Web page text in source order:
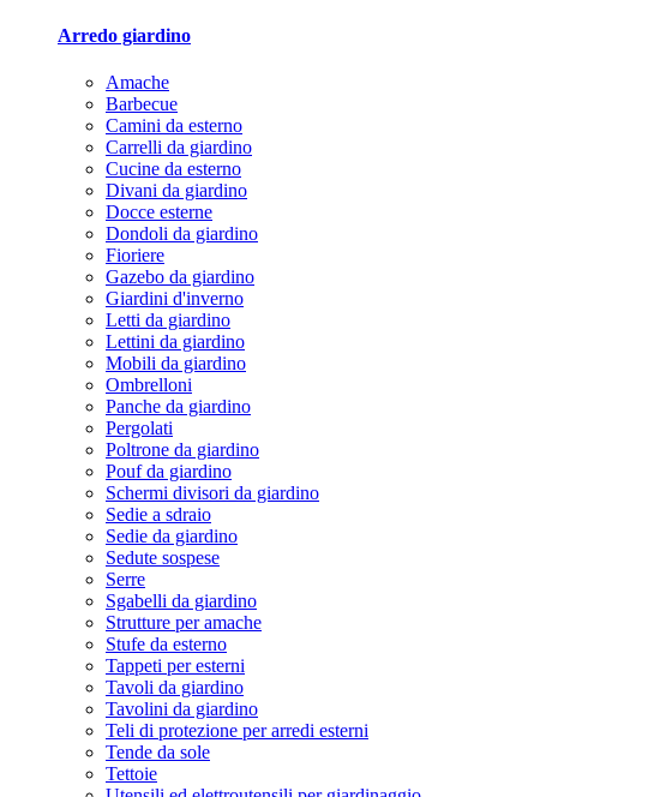
Arredo giardino
Amache
Barbecue
Camini da esterno
Carrelli da giardino
Cucine da esterno
Divani da giardino
Docce esterne
Dondoli da giardino
Fioriere
Gazebo da giardino
Giardini d'inverno
Letti da giardino
Lettini da giardino
Mobili da giardino
Ombrelloni
Panche da giardino
Pergolati
Poltrone da giardino
Pouf da giardino
Schermi divisori da giardino
Sedie a sdraio
Sedie da giardino
Sedute sospese
Serre
Sgabelli da giardino
Strutture per amache
Stufe da esterno
Tappeti per esterni
Tavoli da giardino
Tavolini da giardino
Teli di protezione per arredi esterni
Tende da sole
Tettoie